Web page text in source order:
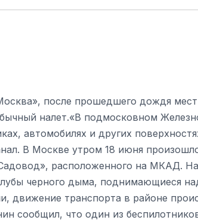
после прошедшего дождя
налет.«В подмосковном
автомобилях и других
В Москве утром 18 июня
расположенного на МКАД.
черного дыма, поднимающиеся
движение транспорта в районе
сообщил, что один из